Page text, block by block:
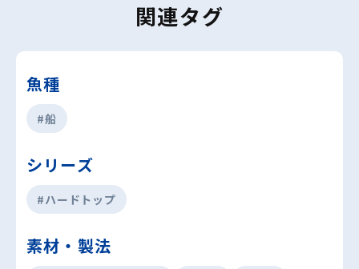
関連タグ
魚種
#船
シリーズ
#ハードトップ
素材・製法